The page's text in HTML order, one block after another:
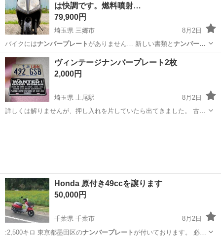
は快調です。燃料噴射…
79,900円
埼玉県 三郷市
8月2日
バイクにはナンバープレート がありません… 新しい書類と ナンバープ
レート
の取得手続き… 【ナンバープレート取得について… ●バイクに
はナンバープレート がついていま… 。 ● ナンバープレート取得後ご自
身…
埼玉 三郷市 ナンバープレート
ヴィンテージナンバープレート2枚
2,000円
埼玉県 上尾駅
8月2日
詳しくは解りませんが、押し入れを片していたら出てきました。 古い
Honda 原付き49ccを譲ります
50,000円
千葉県 千葉市
8月2日
:2,500キロ 東京都墨田区のナンバープレート が付いております。 必ず